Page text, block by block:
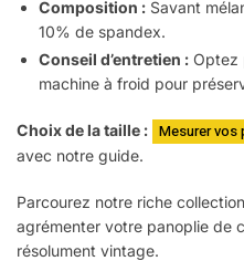
Composition : Savant
10% de spandex.
Conseil d’entretien : Optez
machine à froid pour
Choix de la taille : Mesurer
avec notre guide.
Parcourez notre riche
agrémenter votre panoplie de
résolument vintage.